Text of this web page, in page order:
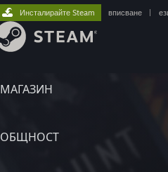
МАГАЗИН
ОБЩНОСТ
Инсталирайте Steam вписване